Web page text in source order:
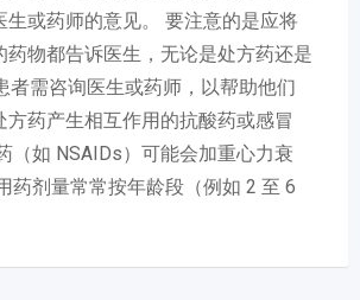
生或药师的意见。 要注意的是应将
药物都告诉医生，无论是处方药还是
者需咨询医生或药师，以帮助他们
方药产生相互作用的抗酸药或感冒
（如 NSAIDs）可能会加重心力衰
药剂量常常按年龄段（例如 2 至 6